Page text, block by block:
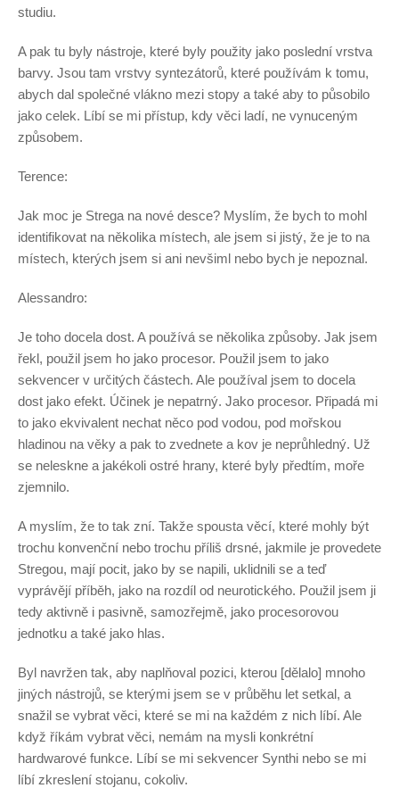
studiu.
A pak tu byly nástroje, které byly použity jako poslední vrstva
barvy. Jsou tam vrstvy syntezátorů, které používám k tomu,
abych dal společné vlákno mezi stopy a také aby to působilo
jako celek. Líbí se mi přístup, kdy věci ladí, ne vynuceným
způsobem.
Terence:
Jak moc je Strega na nové desce? Myslím, že bych to mohl
identifikovat na několika místech, ale jsem si jistý, že je to na
místech, kterých jsem si ani nevšiml nebo bych je nepoznal.
Alessandro:
Je toho docela dost. A používá se několika způsoby. Jak jsem
řekl, použil jsem ho jako procesor. Použil jsem to jako
sekvencer v určitých částech. Ale používal jsem to docela
dost jako efekt. Účinek je nepatrný. Jako procesor. Připadá mi
to jako ekvivalent nechat něco pod vodou, pod mořskou
hladinou na věky a pak to zvednete a kov je neprůhledný. Už
se neleskne a jakékoli ostré hrany, které byly předtím, moře
zjemnilo.
A myslím, že to tak zní. Takže spousta věcí, které mohly být
trochu konvenční nebo trochu příliš drsné, jakmile je provedete
Stregou, mají pocit, jako by se napili, uklidnili se a teď
vyprávějí příběh, jako na rozdíl od neurotického. Použil jsem ji
tedy aktivně i pasivně, samozřejmě, jako procesorovou
jednotku a také jako hlas.
Byl navržen tak, aby naplňoval pozici, kterou [dělalo] mnoho
jiných nástrojů, se kterými jsem se v průběhu let setkal, a
snažil se vybrat věci, které se mi na každém z nich líbí. Ale
když říkám vybrat věci, nemám na mysli konkrétní
hardwarové funkce. Líbí se mi sekvencer Synthi nebo se mi
líbí zkreslení stojanu, cokoliv.